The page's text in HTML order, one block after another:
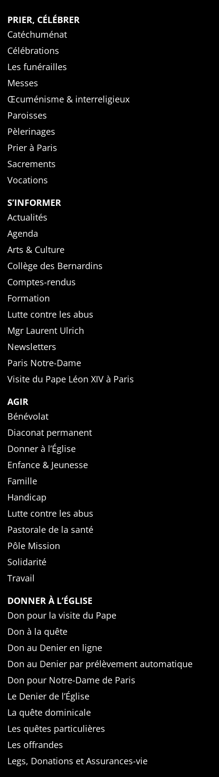
PRIER, CÉLÉBRER
Catéchuménat
Célébrations
Les funérailles
Messes
Œcuménisme & interreligieux
Paroisses
Pèlerinages
Prier à Paris
Sacrements
Vocations
S’INFORMER
Actualités
Agenda
Arts & Culture
Collège des Bernardins
Comptes-rendus
Formation
Lutte contre les abus
Mgr Laurent Ulrich
Newsletters
Paris Notre-Dame
Visite du Pape Léon XIV à Paris
AGIR
Bénévolat
Diaconat permanent
Donner à l’Église
Enfance & Jeunesse
Famille
Handicap
Lutte contre les abus
Pastorale de la santé
Pôle Mission
Solidarité
Travail
DONNER À L’ÉGLISE
Don pour la visite du Pape
Don à la quête
Don au Denier en ligne
Don au Denier par prélèvement automatique
Don pour Notre-Dame de Paris
Le Denier de l’Église
La quête dominicale
Les quêtes particulières
Les offrandes
Legs, Donations et Assurances-vie